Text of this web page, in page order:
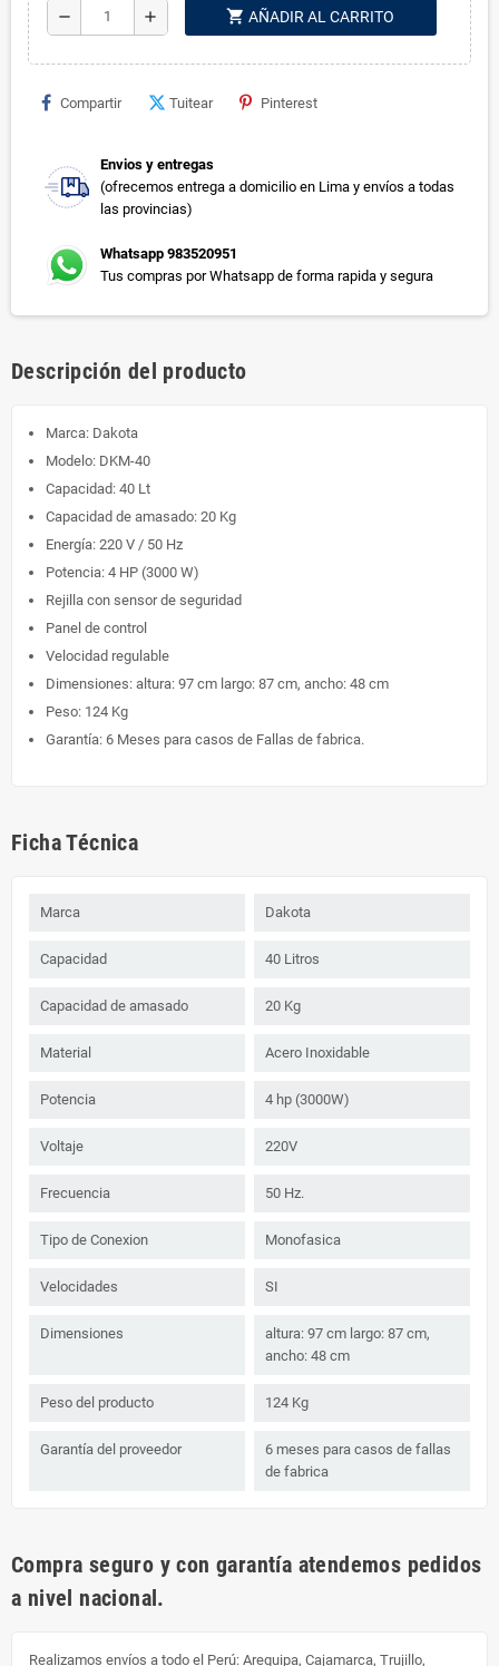
remove add shopping_cart AÑADIR AL CARRITO
Compartir Tuitear Pinterest
Envios y entregas
(ofrecemos entrega a domicilio en Lima y envíos a todas
las provincias)
Whatsapp 983520951
Tus compras por Whatsapp de forma rapida y segura
Descripción del producto
Marca: Dakota
Modelo: DKM-40
Capacidad: 40 Lt
Capacidad de amasado: 20 Kg
Energía: 220 V / 50 Hz
Potencia: 4 HP (3000 W)
Rejilla con sensor de seguridad
Panel de control
Velocidad regulable
Dimensiones: altura: 97 cm largo: 87 cm, ancho: 48 cm
Peso: 124 Kg
Garantía: 6 Meses para casos de Fallas de fabrica.
Ficha Técnica
Marca Dakota
Capacidad 40 Litros
Capacidad de amasado 20 Kg
Material Acero Inoxidable
Potencia 4 hp (3000W)
Voltaje 220V
Frecuencia 50 Hz.
Tipo de Conexion Monofasica
Velocidades SI
Dimensiones
altura: 97 cm largo: 87 cm,
ancho: 48 cm
Peso del producto 124 Kg
Garantía del proveedor
6 meses para casos de fallas
de fabrica
Compra seguro y con garantía atendemos pedidos
a nivel nacional.
Realizamos envíos a todo el Perú: Arequipa, Cajamarca, Trujillo,